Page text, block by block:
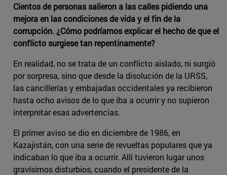
Cientos de personas salieron a las calles pidiendo una
mejora en las condiciones de vida y el fin de la
corrupción. ¿Cómo podríamos explicar el hecho de que el
conflicto surgiese tan repentinamente?
En realidad, no se trata de un conflicto aislado, ni surgió
por sorpresa, sino que desde la disolución de la URSS,
las cancillerías y embajadas occidentales ya recibieron
hasta ocho avisos de lo que iba a ocurrir y no supieron
interpretar esas advertencias.
El primer aviso se dio en diciembre de 1986, en
Kazajistán, con una serie de revueltas populares que ya
indicaban lo que iba a ocurrir. Allí tuvieron lugar unos
gravísimos disturbios, cuando el presidente de la